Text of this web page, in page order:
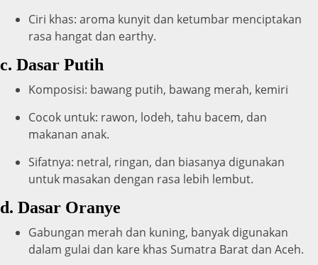
Ciri khas: aroma kunyit dan ketumbar menciptakan
rasa hangat dan earthy.
c. Dasar Putih
Komposisi: bawang putih, bawang merah, kemiri
Cocok untuk: rawon, lodeh, tahu bacem, dan
makanan anak.
Sifatnya: netral, ringan, dan biasanya digunakan
untuk masakan dengan rasa lebih lembut.
d. Dasar Oranye
Gabungan merah dan kuning, banyak digunakan
dalam gulai dan kare khas Sumatra Barat dan Aceh.